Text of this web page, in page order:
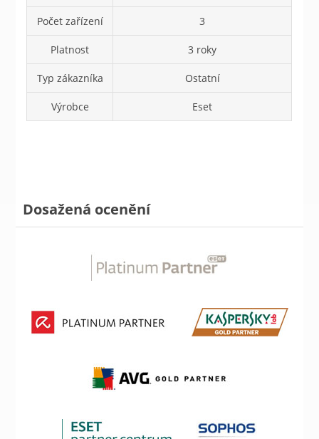
Počet zařízení 3
Platnost 3 roky
Typ zákazníka Ostatní
Výrobce Eset
Dosažená ocenění